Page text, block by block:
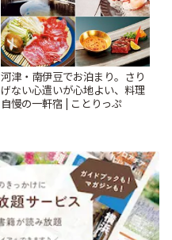
河津・南伊豆でお泊まり。さり
げない心遣いが心地よい、料理
自慢の一軒宿 | ことりっぷ